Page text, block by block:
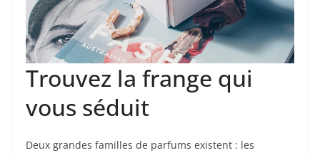
Trouvez la frange qui
vous séduit
Deux grandes familles de parfums existent : les